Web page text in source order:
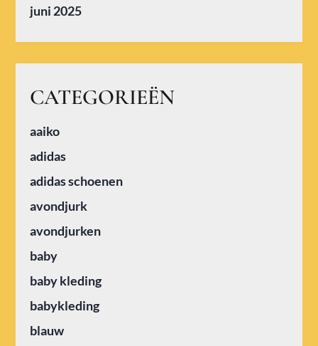
juni 2025
CATEGORIEËN
aaiko
adidas
adidas schoenen
avondjurk
avondjurken
baby
baby kleding
babykleding
blauw